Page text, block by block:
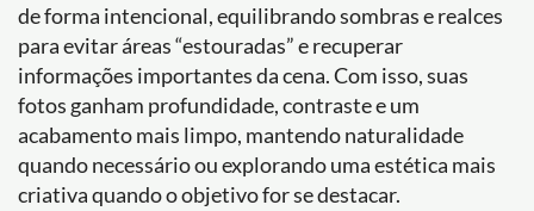
de forma intencional, equilibrando sombras e realces
para evitar áreas “estouradas” e recuperar
informações importantes da cena. Com isso, suas
fotos ganham profundidade, contraste e um
acabamento mais limpo, mantendo naturalidade
quando necessário ou explorando uma estética mais
criativa quando o objetivo for se destacar.